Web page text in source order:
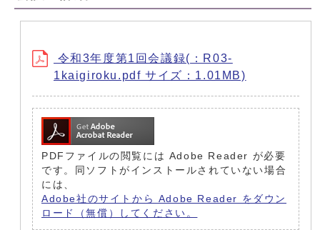
令和3年度第1回会議録(：R03-
1kaigiroku.pdf サイズ：1.01MB)
PDFファイルの閲覧には Adobe Reader が必要
です。同ソフトがインストールされていない場合
には、
Adobe社のサイトから Adobe Reader をダウン
ロード（無償）してください。